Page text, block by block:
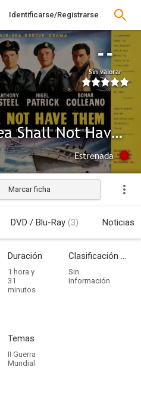
Identificarse/Registrarse
--
Sin valorar
The Sea Shall Not Have Them
Estrenada
Marcar ficha
DVD / Blu-Ray (3) Noticias
Duración
1 hora y
31
minutos
Clasificación por edades
Sin
información
Temas
II Guerra
Mundial